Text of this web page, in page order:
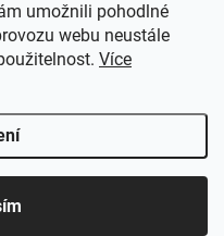
umožnili pohodlné
webu neustále
Více
po omezenou
práva vyhrazena.